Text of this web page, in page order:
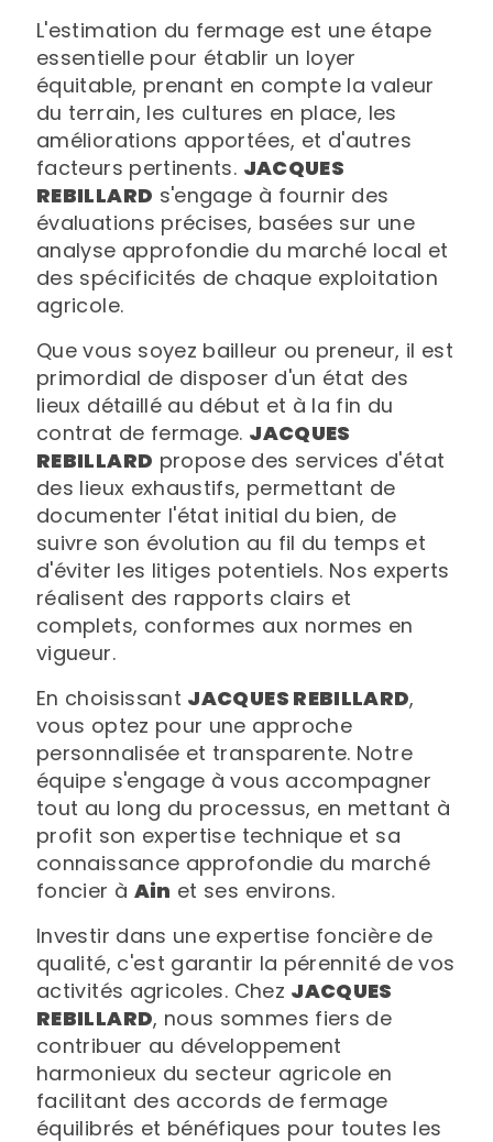
L'estimation du fermage est une étape
essentielle pour établir un loyer
équitable, prenant en compte la valeur
du terrain, les cultures en place, les
améliorations apportées, et d'autres
facteurs pertinents. JACQUES
REBILLARD s'engage à fournir des
évaluations précises, basées sur une
analyse approfondie du marché local et
des spécificités de chaque exploitation
agricole.
Que vous soyez bailleur ou preneur, il est
primordial de disposer d'un état des
lieux détaillé au début et à la fin du
contrat de fermage. JACQUES
REBILLARD propose des services d'état
des lieux exhaustifs, permettant de
documenter l'état initial du bien, de
suivre son évolution au fil du temps et
d'éviter les litiges potentiels. Nos experts
réalisent des rapports clairs et
complets, conformes aux normes en
vigueur.
En choisissant JACQUES REBILLARD,
vous optez pour une approche
personnalisée et transparente. Notre
équipe s'engage à vous accompagner
tout au long du processus, en mettant à
profit son expertise technique et sa
connaissance approfondie du marché
foncier à Ain et ses environs.
Investir dans une expertise foncière de
qualité, c'est garantir la pérennité de vos
activités agricoles. Chez JACQUES
REBILLARD, nous sommes fiers de
contribuer au développement
harmonieux du secteur agricole en
facilitant des accords de fermage
équilibrés et bénéfiques pour toutes les